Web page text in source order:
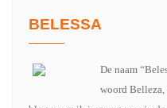
BELESSA
De naam
woord Belleza,